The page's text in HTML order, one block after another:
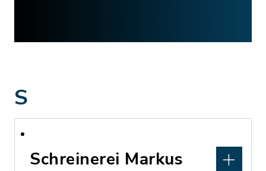
S
Schreinerei Markus